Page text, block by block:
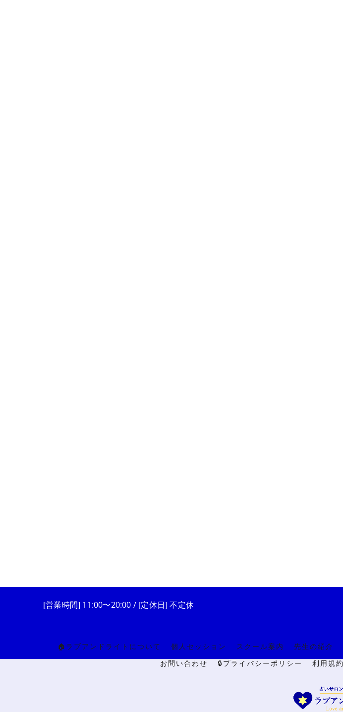
[営業時間] 11:00〜20:00 / [定休日] 不定休
🏠ラブアンドライトについて 個人セッション スクール案内 先生の紹介
お問い合わせ
🔒プライバシーポリシー 利用規約